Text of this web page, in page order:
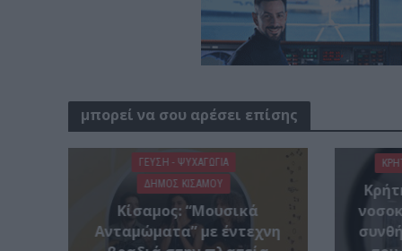
μπορεί να σου αρέσει επίσης
ΓΕΎΣΗ - ΨΥΧΑΓΩΓΊΑ
ΔΉΜΟΣ ΚΙΣΆΜΟΥ
Κίσαμος: “Μουσικά
Ανταμώματα” με έντεχνη